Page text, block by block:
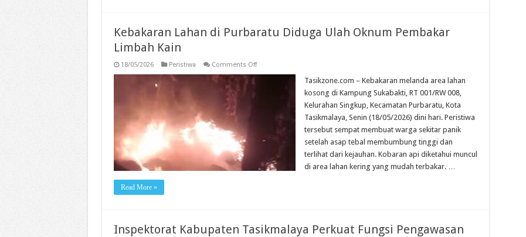
Kebakaran Lahan di Purbaratu Diduga Ulah Oknum Pembakar
Limbah Kain
18/05/2026 Peristiwa Comments Offon
Kain
Tasikzone.com – Kebakaran melanda area lahan
kosong di Kampung Sukabakti, RT 001/RW 008,
Kelurahan Singkup, Kecamatan Purbaratu, Kota
Tasikmalaya, Senin (18/05/2026) dini hari. Peristiwa
tersebut sempat membuat warga sekitar panik
setelah asap tebal membumbung tinggi dan
terlihat dari kejauhan. Kobaran api diketahui muncul
di area lahan kering yang mudah terbakar. …
Read More »
Inspektorat Kabupaten Tasikmalaya Perkuat Fungsi Pengawasan